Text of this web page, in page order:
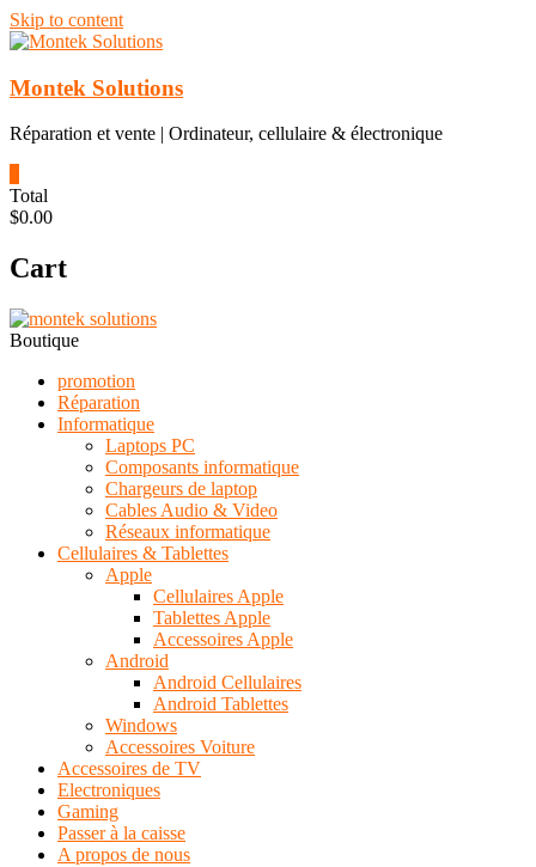
Skip to content
Montek Solutions
Réparation et vente | Ordinateur, cellulaire & électronique
Total
$0.00
Cart
Boutique
promotion
Réparation
Informatique
Laptops PC
Composants informatique
Chargeurs de laptop
Cables Audio & Video
Réseaux informatique
Cellulaires & Tablettes
Apple
Cellulaires Apple
Tablettes Apple
Accessoires Apple
Android
Android Cellulaires
Android Tablettes
Windows
Accessoires Voiture
Accessoires de TV
Electroniques
Gaming
Passer à la caisse
A propos de nous